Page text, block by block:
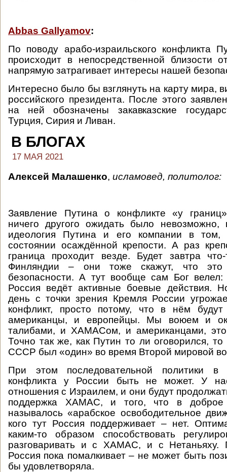
Abbas Gallyamov:
По поводу арабо-израильского конфликта
происходит в непосредственной близости
напрямую затрагивает интересы нашей
Интересно было бы взглянуть на карту мира,
российского президента. После этого
на ней обозначены закавказские
Турция, Сирия и Ливан.
В БЛОГАХ
17 МАЯ 2021
Алексей Малашенко, исламовед, политолог:
Заявление Путина о конфликте «у
ничего другого ожидать было невозможно,
идеология Путина и его компании в
состоянии осаждённой крепости. А раз
граница проходит везде. Будет завтра
Финляндии – они тоже скажут, что это
безопасности. А тут вообще сам Бог
Россия ведёт активные боевые действия.
день с точки зрения Кремля России
конфликт, просто потому, что в нём
американцы, и европейцы. Мы воюем и
талибами, и ХАМАСом, и американцами, это
Точно так же, как Путин то ли оговорился,
СССР был «один» во время Второй мировой
При этом последовательной политики в
конфликта у России быть не может. У
отношения с Израилем, и они будут
поддержка ХАМАС, и того, что в доброе
называлось «арабское освободительное
кого тут Россия поддерживает – нет.
каким-то образом способствовать
разговаривать и с ХАМАС, и с Нетаньяху.
Россия пока помалкивает – не может быть
бы удовлетворяла.